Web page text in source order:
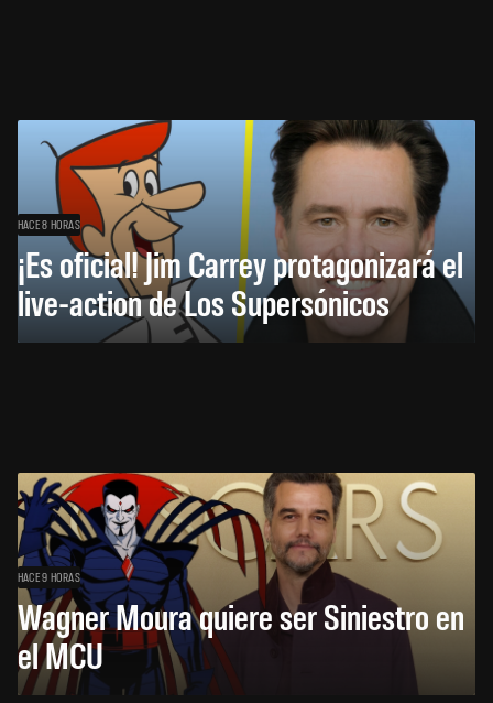
HACE 8 HORAS
¡Es oficial! Jim Carrey protagonizará el
live-action de Los Supersónicos
HACE 9 HORAS
Wagner Moura quiere ser Siniestro en
el MCU